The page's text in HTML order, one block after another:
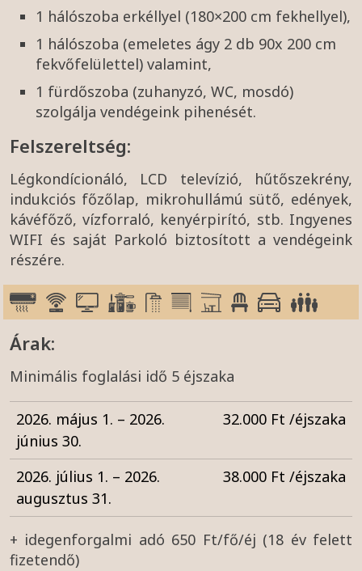
1 hálószoba erkéllyel (180×200 cm fekhellyel),
1 hálószoba (emeletes ágy 2 db 90x 200 cm
fekvőfelülettel) valamint,
1 fürdőszoba (zuhanyzó, WC, mosdó)
szolgálja vendégeink pihenését.
Felszereltség:
Légkondícionáló, LCD televízió, hűtőszekrény,
indukciós főzőlap, mikrohullámú sütő, edények,
kávéfőző, vízforraló, kenyérpirító, stb. Ingyenes
WIFI és saját Parkoló biztosított a vendégeink
részére.
Árak:
Minimális foglalási idő 5 éjszaka
2026. május 1. – 2026.
június 30.
32.000 Ft /éjszaka
2026. július 1. – 2026.
augusztus 31.
38.000 Ft /éjszaka
+ idegenforgalmi adó 650 Ft/fő/éj (18 év felett
fizetendő)